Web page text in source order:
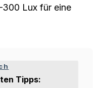
Lux für eine
Tipps: